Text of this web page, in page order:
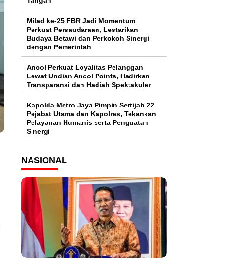
Milad ke-25 FBR Jadi Momentum
Perkuat Persaudaraan, Lestarikan
Budaya Betawi dan Perkokoh Sinergi
dengan Pemerintah
Ancol Perkuat Loyalitas Pelanggan
Lewat Undian Ancol Points, Hadirkan
Transparansi dan Hadiah Spektakuler
Kapolda Metro Jaya Pimpin Sertijab 22
Pejabat Utama dan Kapolres, Tekankan
Pelayanan Humanis serta Penguatan
Sinergi
NASIONAL